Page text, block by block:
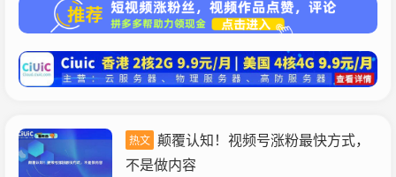
热文 颠覆认知！视频号涨粉最快方式，
不是做内容